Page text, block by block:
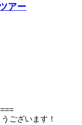
アー
ございます！